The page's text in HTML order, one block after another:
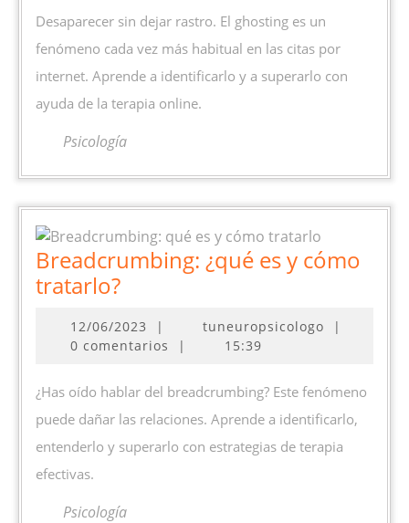
en
las
relaciones
Desaparecer sin dejar rastro. El ghosting es un
fenómeno cada vez más habitual en las citas por
internet. Aprende a identificarlo y a superarlo con
ayuda de la terapia online.
Psicología
Breadcrumbing: ¿qué es y cómo
tratarlo?Breadcrumbing:
es
y
cómo
tratarlo?
12/06/2023 12/06/2023
| tuneuropsicologo
|
0 comentarios
| 15:39
¿Has oído hablar del breadcrumbing? Este fenómeno
puede dañar las relaciones. Aprende a identificarlo,
entenderlo y superarlo con estrategias de terapia
efectivas.
Psicología